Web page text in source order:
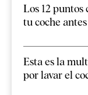
Los 12 puntos
tu coche
Esta es la
por lavar el